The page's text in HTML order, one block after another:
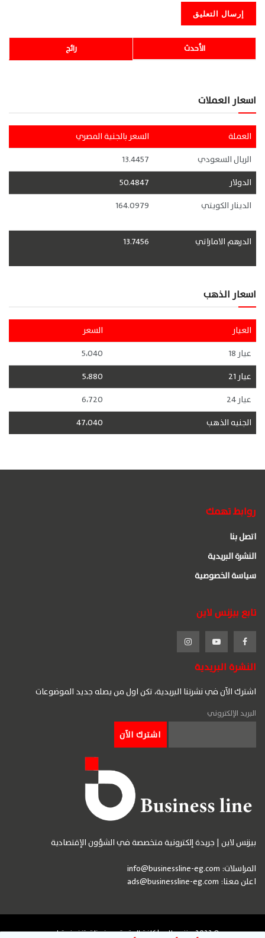
رائج الأحدث
اسعار العملات
العملة
السعر بالجنية المصري
الريال السعودي
13.4457
الدولار
50.4847
الدينار الكويتي
164.0979
الدرهم الاماراتي 13.7456
اسعار الذهب
العيار
السعر
عيار 18
5،040
عيار 21
5،880
عيار 24
6،720
الجنيه الذهب
47،040
روابط تهمك
اتصل بنا
النشرة البريدية
سياسة الخصوصية
تابع بيزنس لاين
النشرة البريدية
اشترك الآن في نشرتنا البريدية، تكن اول من يصله جديد الموضوعات
البريد الإلكتروني
بيزنس لاين | جريدة إلكترونية متخصصة في الشؤون الإقتصادية
المراسلات: info@businessline-eg.com
اعلن معنا: ads@businessline-eg.com
© 2023 بيزنس لاين | كافة الحقوق محفوظة. تنفيذ وتطوير